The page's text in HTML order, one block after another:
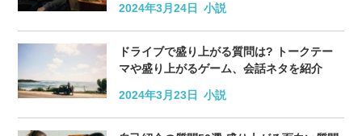
2024年3月24日 小説
ドライブで盛り上がる質問は? トークテー
マや盛り上がるゲーム、会話ネタを紹介
2024年3月23日 小説